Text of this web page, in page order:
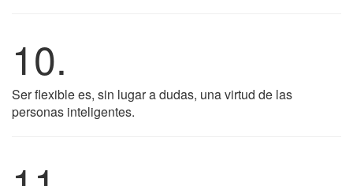
10.
Ser flexible es, sin lugar a dudas, una virtud de las
personas inteligentes.